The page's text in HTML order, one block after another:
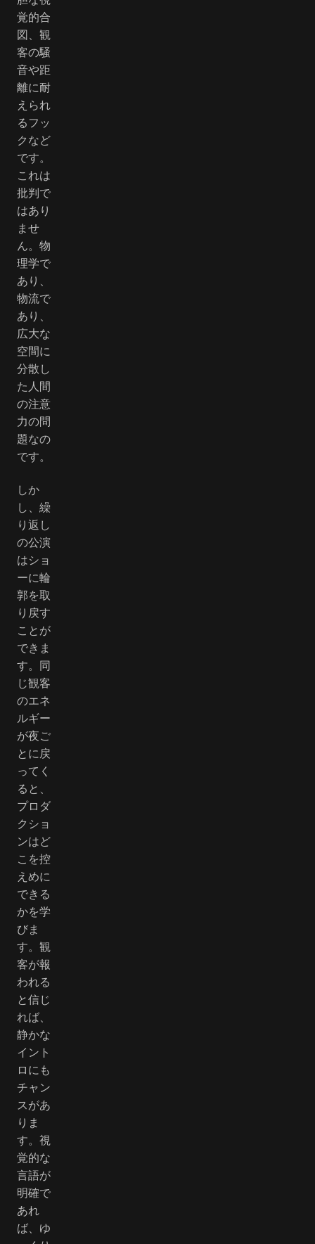
覚的合
図、観
客の騒
音や距
離に耐
えられ
るフッ
クなど
です。
これは
批判で
はあり
ませ
ん。物
理学で
あり、
物流で
あり、
広大な
空間に
分散し
た人間
の注意
力の問
題なの
です。
しか
し、繰
り返し
の公演
はショ
ーに輪
郭を取
り戻す
ことが
できま
す。同
じ観客
のエネ
ルギー
が夜ご
とに戻
ってく
ると、
プロダ
クショ
ンはど
こを控
えめに
できる
かを学
びま
す。観
客が報
われる
と信じ
れば、
静かな
イント
ロにも
チャン
スがあ
りま
す。視
覚的な
言語が
明確で
あれ
ば、ゆ